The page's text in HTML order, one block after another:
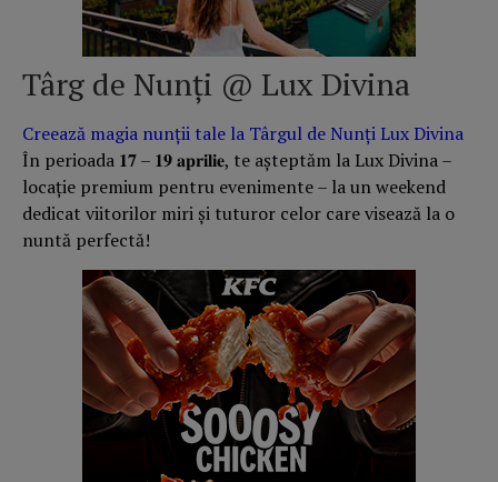
Târg de Nunți @ Lux Divina
Creează magia nunții tale la Târgul de Nunți Lux Divina
În perioada 𝟏𝟕 – 𝟏𝟗 𝐚𝐩𝐫𝐢𝐥𝐢𝐞, te așteptăm la Lux Divina –
locație premium pentru evenimente – la un weekend
dedicat viitorilor miri și tuturor celor care visează la o
nuntă perfectă!